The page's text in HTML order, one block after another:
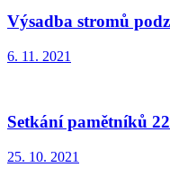
Výsadba stromů
6. 11. 2021
Setkání pamětníků
25. 10. 2021